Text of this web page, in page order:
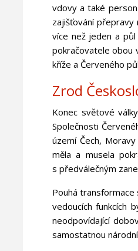
vdovy a také
zajišťování přepravy
více než jeden a
pokračovatele obou
kříže a Červeného
Zrod
Konec světové
Společnosti
území Čech,
měla a musela
s předválečným
Pouhá transformace
vedoucích funkcích
neodpovídající
samostatnou